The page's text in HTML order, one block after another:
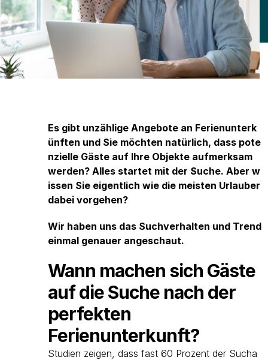
Es gibt unzählige Angebote an Ferienunterk
ünften und Sie möchten natürlich, dass pote
nzielle Gäste auf Ihre Objekte aufmerksam
werden? Alles startet mit der Suche. Aber w
issen Sie eigentlich wie die meisten Urlauber
dabei vorgehen?
Wir haben uns das Suchverhalten und Trend
einmal genauer angeschaut.
Wann machen sich Gäste
auf die Suche nach der
perfekten
Ferienunterkunft?
Studien zeigen, dass fast 60 Prozent der Sucha